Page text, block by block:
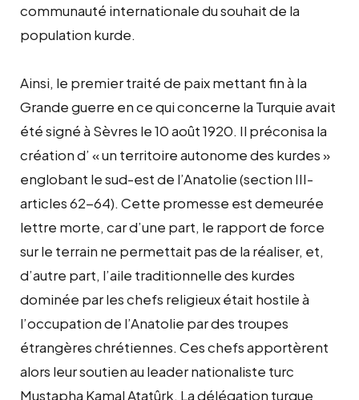
communauté internationale du souhait de la
population kurde.
Ainsi, le premier traité de paix mettant fin à la
Grande guerre en ce qui concerne la Turquie avait
été signé à Sèvres le 10 août 1920. Il préconisa la
création d’ « un territoire autonome des kurdes »
englobant le sud-est de l’Anatolie (section III-
articles 62-64). Cette promesse est demeurée
lettre morte, car d’une part, le rapport de force
sur le terrain ne permettait pas de la réaliser, et,
d’autre part, l’aile traditionnelle des kurdes
dominée par les chefs religieux était hostile à
l’occupation de l’Anatolie par des troupes
étrangères chrétiennes. Ces chefs apportèrent
alors leur soutien au leader nationaliste turc
Mustapha Kamal Atatûrk. La délégation turque